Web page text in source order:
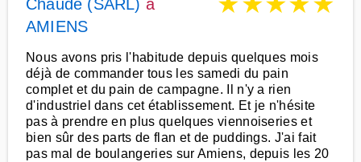
Chaude (SARL) à
AMIENS
Nous avons pris l'habitude depuis quelques mois
déjà de commander tous les samedi du pain
complet et du pain de campagne. Il n'y a rien
d'industriel dans cet établissement. Et je n'hésite
pas à prendre en plus quelques viennoiseries et
bien sûr des parts de flan et de puddings. J'ai fait
pas mal de boulangeries sur Amiens, depuis les 20